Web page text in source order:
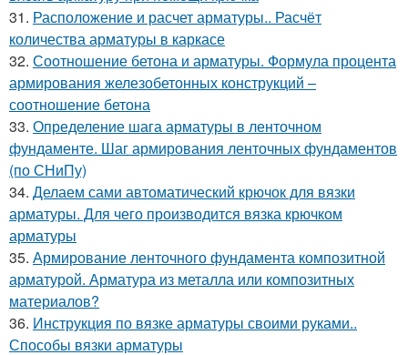
31. Расположение и расчет арматуры.. Расчёт
количества арматуры в каркасе
32. Соотношение бетона и арматуры. Формула процента
армирования железобетонных конструкций –
соотношение бетона
33. Определение шага арматуры в ленточном
фундаменте. Шаг армирования ленточных фундаментов
(по СНиПу)
34. Делаем сами автоматический крючок для вязки
арматуры. Для чего производится вязка крючком
арматуры
35. Армирование ленточного фундамента композитной
арматурой. Арматура из металла или композитных
материалов?
36. Инструкция по вязке арматуры своими руками..
Способы вязки арматуры